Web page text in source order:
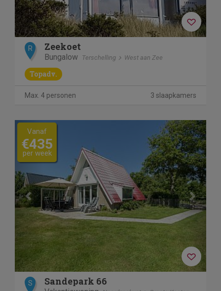
R Zeekoet
Bungalow Terschelling West aan Zee
Topadv.
Max. 4 personen 3 slaapkamers
Previous Next
Vanaf
€435
per week
S Sandepark 66